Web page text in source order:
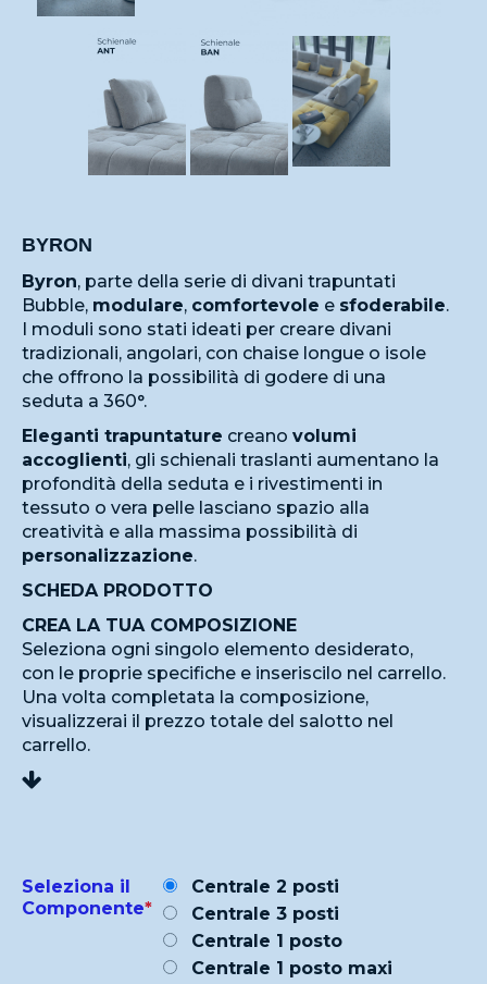
BYRON
Byron, parte della serie di divani trapuntati
Bubble, modulare, comfortevole e sfoderabile.
I moduli sono stati ideati per creare divani
tradizionali, angolari, con chaise longue o isole
che offrono la possibilità di godere di una
seduta a 360°.
Eleganti trapuntature creano volumi
accoglienti, gli schienali traslanti aumentano la
profondità della seduta e i rivestimenti in
tessuto o vera pelle lasciano spazio alla
creatività e alla massima possibilità di
personalizzazione.
SCHEDA PRODOTTO
CREA LA TUA COMPOSIZIONE
Seleziona ogni singolo elemento desiderato,
con le proprie specifiche e inseriscilo nel carrello.
Una volta completata la composizione,
visualizzerai il prezzo totale del salotto nel
carrello.
Seleziona il
Componente*
Centrale 2 posti
Centrale 3 posti
Centrale 1 posto
Centrale 1 posto maxi